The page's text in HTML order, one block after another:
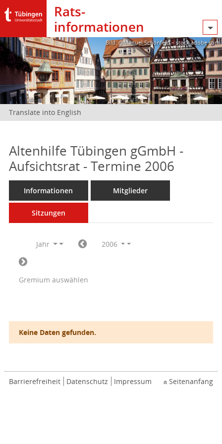
Rats­
informationen
Bild: @Manuel Schönfeld – stock.adobe.com
Translate into English
Altenhilfe Tübingen gGmbH -
Aufsichtsrat - Termine 2006
Informationen Mitglieder
Sitzungen
Jahr 2006
Gremium auswählen
Keine Daten gefunden.
Barrierefreiheit Datenschutz Impressum Seitenanfang